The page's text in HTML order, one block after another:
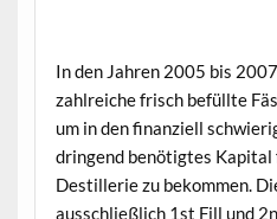
In den Jahren 2005 bis
zahlreiche frisch befüllte
um in den finanziell
dringend benötigtes
Destillerie zu bekommen.
ausschließlich 1st Fill und